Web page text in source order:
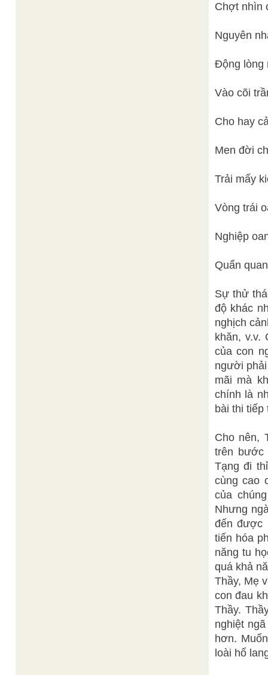
Chợt nhìn
Nguyên
Động lòng
Vào cõi
Cho hay
Men đời
Trải mấy
Vòng trái
Nghiệp
Quẩn
Sự thử
độ khác
nghịch
khăn, v.v.
của con
người
mãi mà
chính là
bài thi
Cho nên,
trên bước
Tạng đi
cùng cao
của
Nhưng
đến được
tiến hóa
năng tu
quá khả
Thầy, Mẹ
con đau
Thầy.
nghiệt
hơn.
loài hổ